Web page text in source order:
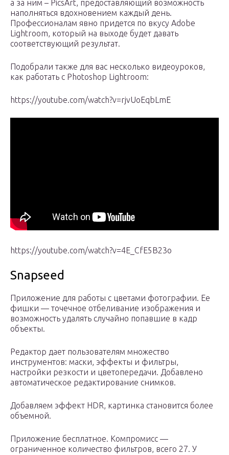
а за ним – PicsArt, предоставляющий возможность
наполняться вдохновением каждый день.
Профессионалам явно придется по вкусу Adobe
Lightroom, который на выходе будет давать
соответствующий результат.
Подобрали также для вас несколько видеоуроков,
как работать с Photoshop Lightroom:
https://youtube.com/watch?v=rjvUoEqbLmE
https://youtube.com/watch?v=4E_CfE5B23o
Snapseed
Приложение для работы с цветами фотографии. Ее
фишки — точечное отбеливание изображения и
возможность удалять случайно попавшие в кадр
объекты.
Редактор дает пользователям множество
инструментов: маски, эффекты и фильтры,
настройки резкости и цветопередачи. Добавлено
автоматическое редактирование снимков.
Добавляем эффект HDR, картинка становится более
объемной.
Приложение бесплатное. Компромисс —
ограниченное количество фильтров, всего 27. У